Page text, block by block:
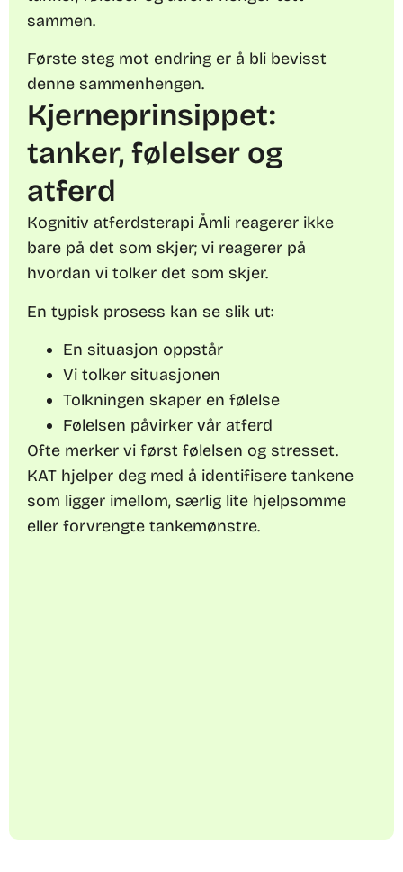
sammen.
Første steg mot endring er å bli bevisst
denne sammenhengen.
Kjerneprinsippet:
tanker, følelser og
atferd
Kognitiv atferdsterapi Åmli reagerer ikke
bare på det som skjer; vi reagerer på
hvordan vi tolker det som skjer.
En typisk prosess kan se slik ut:
En situasjon oppstår
Vi tolker situasjonen
Tolkningen skaper en følelse
Følelsen påvirker vår atferd
Ofte merker vi først følelsen og stresset.
KAT hjelper deg med å identifisere tankene
som ligger imellom, særlig lite hjelpsomme
eller forvrengte tankemønstre.